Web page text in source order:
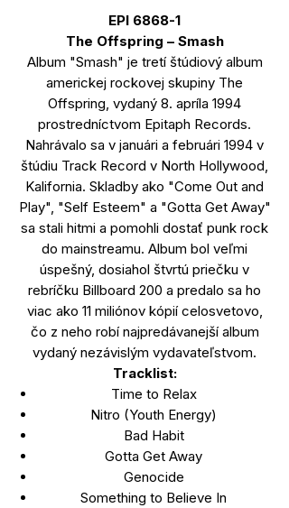
EPI 6868-1
The Offspring – Smash
Album "Smash" je tretí štúdiový album
americkej rockovej skupiny The
Offspring, vydaný 8. apríla 1994
prostredníctvom Epitaph Records.
Nahrávalo sa v januári a februári 1994 v
štúdiu Track Record v North Hollywood,
Kalifornia. Skladby ako "Come Out and
Play", "Self Esteem" a "Gotta Get Away"
sa stali hitmi a pomohli dostať punk rock
do mainstreamu. Album bol veľmi
úspešný, dosiahol štvrtú priečku v
rebríčku Billboard 200 a predalo sa ho
viac ako 11 miliónov kópií celosvetovo,
čo z neho robí najpredávanejší album
vydaný nezávislým vydavateľstvom.
Tracklist:
Time to Relax
Nitro (Youth Energy)
Bad Habit
Gotta Get Away
Genocide
Something to Believe In